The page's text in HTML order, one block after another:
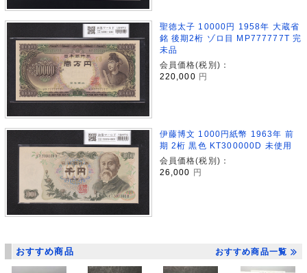
聖徳太子 10000円 1958年 大蔵省
銘 後期2桁 ゾロ目 MP777777T 完
未品
会員価格(税別)：
220,000 円
伊藤博文 1000円紙幣 1963年 前
期 2桁 黒色 KT300000D 未使用
会員価格(税別)：
26,000
円
おすすめ商品 おすすめ商品一覧